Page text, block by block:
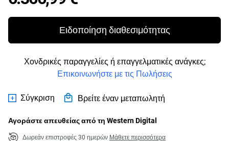
Ειδοποίηση διαθεσιμότητας
Χονδρικές παραγγελίες ή επαγγελματικές ανάγκες;
Επικοινωνήστε με τις Πωλήσεις
Σύγκριση Βρείτε έναν μεταπωλητή
Αγοράστε απευθείας από τη Western Digital
Δωρεάν επιστροφές 30 ημερών Μάθετε περισσότερα